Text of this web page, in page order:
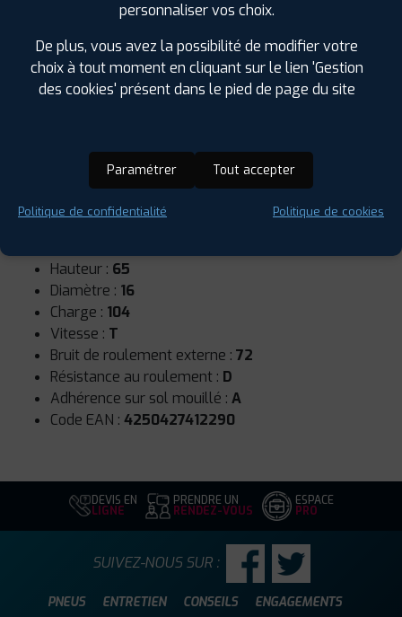
Saison :
Hiver
Hauteur : 65
Diamètre : 16
Charge : 104
Vitesse : T
Bruit de roulement externe : 72
Résistance au roulement : D
Adhérence sur sol mouillé : A
Code EAN : 4250427412290
DEVIS EN
LIGNE
PRENDRE UN
RENDEZ-VOUS
ESPACE
PRO
PNEUS ENTRETIEN CONSEILS ENGAGEMENTS
SUIVEZ-NOUS SUR :
personnaliser vos choix.
De plus, vous avez la possibilité de modifier votre
choix à tout moment en cliquant sur le lien 'Gestion
des cookies' présent dans le pied de page du site
Paramétrer Tout accepter
Politique de confidentialité Politique de cookies